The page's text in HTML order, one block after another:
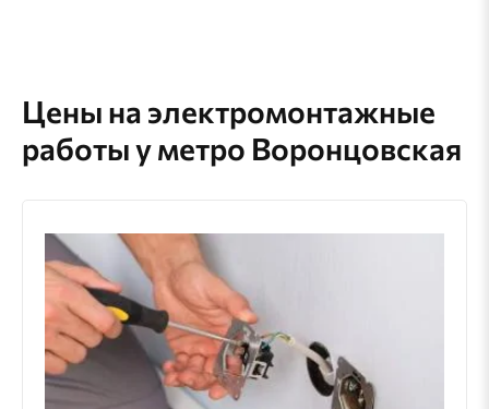
Цены на электромонтажные
работыу метро Воронцовская